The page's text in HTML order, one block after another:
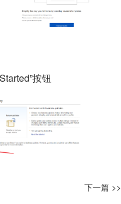
按钮
下一篇 >>